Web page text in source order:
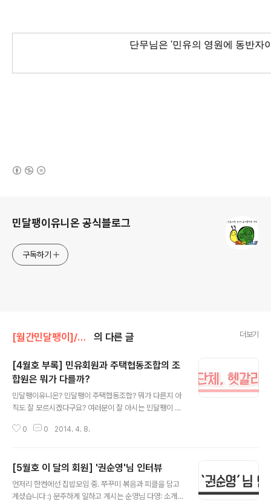
단무님은 '민유의 영원에 동반자
민달팽이유니온 공식블로그
구독하기
[월간민달팽이]/* 월간민달팽이 회원 조합원 기고글 의 다른 글 더보기
[4월호 부록] 민유회원과 주택협동조합의 조
합원은 뭐가 다를까?
민달팽이유니온? 민달팽이 주택협동조합? 뭐가 다른지 아
직도 잘 모르시겠다구요? 여러분이 잘 아시는 민달팽이 유
체로서 청년 주거권을 사회에 환기시키고 주거 문제를 해
한 다양한 경로를 모색해왔죠. 여러분도 지난 민유의 활동
을 잘 아실거에요. (두둥 중요!) 2014년, 민유는 기존의 민
유가 가지고 있던 큰 축의 목적인 제도개선과 세입자 네트
0 0 2014. 4. 8.
[5월호 이 달의 회원] '권순영'님 인터뷰
언저리 한켠에선 집밥모임 중. 쭈꾸미 볶음과 피클을 담고
계셨습니다 :) 분주하게 일하고 계시는 순영님 다영: 소개를